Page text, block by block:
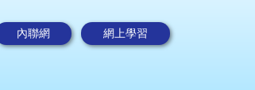
內聯網 網上學習